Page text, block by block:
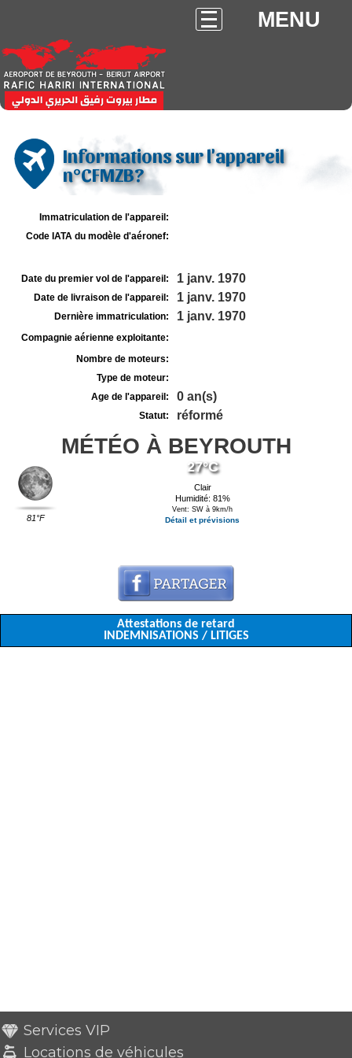
MENU
Informations sur l'appareil
n°CFMZB?
Immatriculation de l'appareil:
Code IATA du modèle d'aéronef:
Date du premier vol de l'appareil: 1 janv. 1970
Date de livraison de l'appareil: 1 janv. 1970
Dernière immatriculation: 1 janv. 1970
Compagnie aérienne exploitante:
Nombre de moteurs:
Type de moteur:
Age de l'appareil:
0 an(s)
Statut: réformé
MÉTÉO À BEYROUTH
81°F
27°C
Clair
Humidité: 81%
Vent: SW à 9km/h
Détail et prévisions
Attestations de retard
INDEMNISATIONS / LITIGES
Services VIP
Locations de véhicules